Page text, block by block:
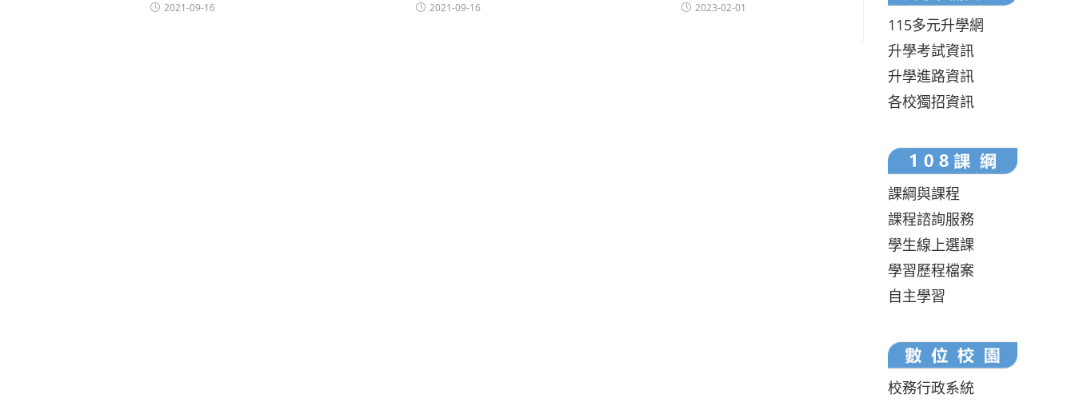
2021-09-16 2021-09-16 2023-02-01
115多元升學網
升學考試資訊
升學進路資訊
各校獨招資訊
課綱與課程
課程諮詢服務
學生線上選課
學習歷程檔案
自主學習
校務行政系統